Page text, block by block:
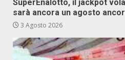
SuperEnalotto, il jackpot
sarà ancora un agosto
3 Agosto 2026